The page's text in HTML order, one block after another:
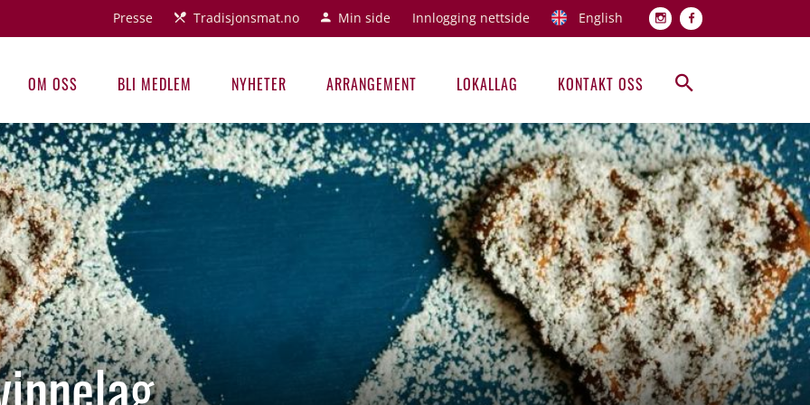
Topp
Presse Tradisjonsmat.no Min side Innlogging nettside English
Hovedmeny
OM OSS BLI MEDLEM NYHETER ARRANGEMENT LOKALLAG KONTAKT OSS